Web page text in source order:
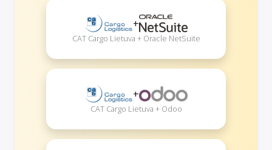
+
CAT Cargo Lietuva + Oracle NetSuite
+
CAT Cargo Lietuva + Odoo